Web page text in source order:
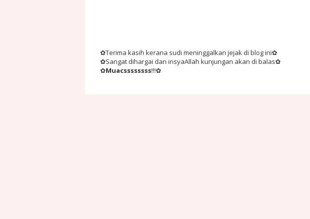
✿Terima kasih kerana sudi meninggalkan jejak di blog ini✿
✿Sangat dihargai dan insyaAllah kunjungan akan di balas✿
✿Muacssssssss!!!✿